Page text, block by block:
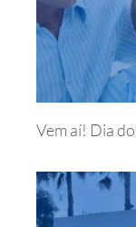
Vem aí! Dia